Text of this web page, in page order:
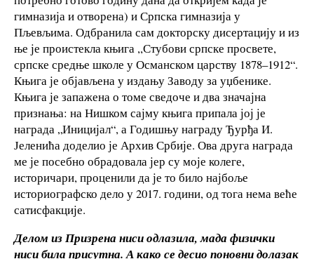
гимназија и отворена) и Српска гимназија у
Пљевљима. Одбранила сам докторску дисертацију и из
ње је проистекла књига ,,Стубови српске просвете,
српске средње школе у Османском царству 1878–1912“.
Књига је објављена у издању Заводу за уџбенике.
Књига је запажена о томе сведоче и два значајна
признања: на Нишком сајму књига припала јој је
награда „Иницијал“, а Годишњу награду Ђурђа И.
Јеленића доделио је Архив Србије. Ова друга награда
ме је посебно обрадовала јер су моје колеге,
историчари, проценили да је то било најбоље
историографско дело у 2017. години, од тога нема веће
сатисфакције.
Делом из Призрена ниси одлазила, мада физички
ниси била присутна. А како се десио поновни долазак